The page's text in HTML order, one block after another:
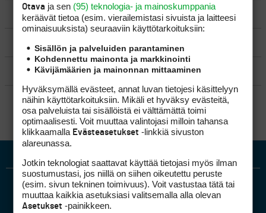
VÄLINEET
MATKAILU
KILPAGOLF & HARJOITTELU
SÄÄNNÖT
Otava ja sen (95) teknologia- ja mainoskumppania
keräävät tietoa (esim. vierailemis­tasi sivuista ja laitteesi
ominaisuuk­sista) seuraaviin käyttötarkoituksiin:
Sisällön ja palveluiden parantaminen
Kohdennettu mainonta ja markkinointi
Kävijämäärien ja mainonnan mittaaminen
Hyväksymällä evästeet, annat luvan tietojesi käsittelyyn
näihin käyttötarkoituksiin. Mikäli et hyväksy evästeitä,
osa palveluista tai sisällöistä ei välttämättä toimi
optimaalisesti. Voit muuttaa valintojasi milloin tahansa
klikkaamalla Evästeasetukset -linkkiä sivuston
alareunassa.
Jotkin teknologiat saattavat käyttää tietojasi myös ilman
suostumustasi, jos niillä on siihen oikeutettu peruste
(esim. sivun tekninen toimivuus). Voit vastustaa tätä tai
muuttaa kaikkia asetuksiasi valitsemalla alla olevan
Asetukset -painikkeen.